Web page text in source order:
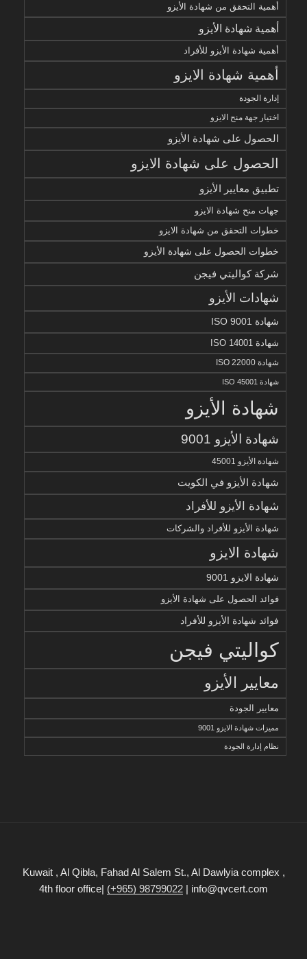
أهمية التحقق من شهادة الأيزو
أهمية شهادة الأيزو
أهمية شهادة الأيزو للأفراد
أهمية شهادة الايزو
إدارة الجودة
اختيار جهة منح الايزو
الحصول على شهادة الأيزو
الحصول على شهادة الايزو
تطبيق معايير الأيزو
جهات منح شهادة الايزو
خطوات التحقق من شهادة الايزو
خطوات الحصول على شهادة الأيزو
شركة كواليتي فيجن
شهادات الأيزو
شهادة ISO 9001
شهادة ISO 14001
شهادة ISO 22000
شهادة ISO 45001
شهادة الأيزو
شهادة الأيزو 9001
شهادة الأيزو 45001
شهادة الأيزو في الكويت
شهادة الأيزو للأفراد
شهادة الأيزو للأفراد والشركات
شهادة الايزو
شهادة الايزو 9001
فوائد الحصول على شهادة الأيزو
فوائد شهادة الأيزو للأفراد
كواليتي فيجن
معايير الأيزو
معايير الجودة
مميزات شهادة الايزو 9001
نظام إدارة الجودة
Kuwait , Al Qibla, Fahad Al Salem St., Al Dawlyia complex ,
4th floor office| (+965) 98799022 | info@qvcert.com